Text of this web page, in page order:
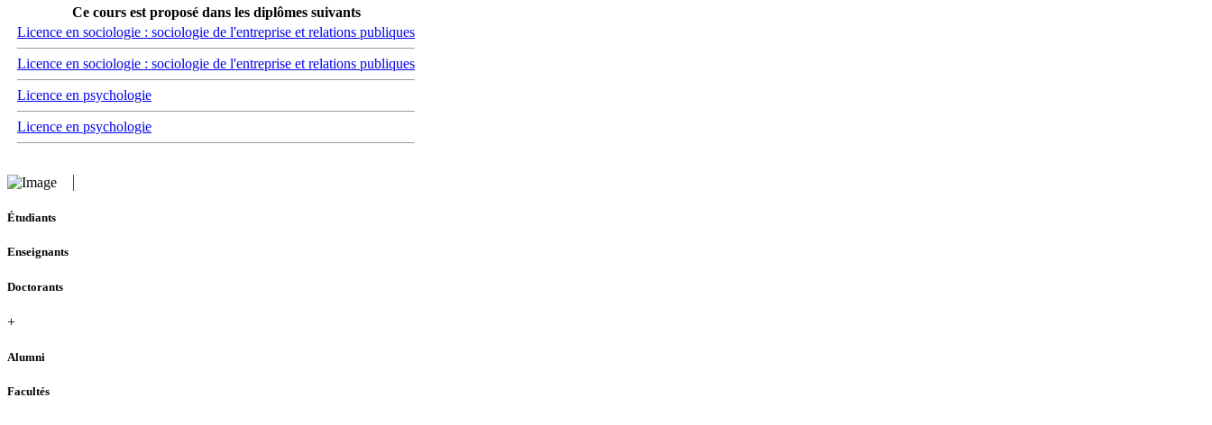
Ce cours est proposé dans les diplômes suivants
Licence en sociologie : sociologie de l'entreprise et relations publiques
Licence en sociologie : sociologie de l'entreprise et relations publiques
Licence en psychologie
Licence en psychologie
Étudiants
Enseignants
Doctorants
+
Alumni
Facultés